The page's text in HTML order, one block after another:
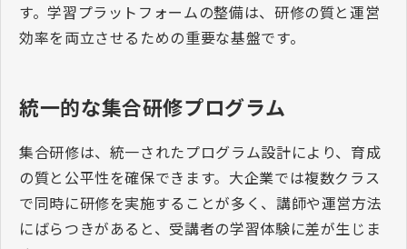
す。学習プラットフォームの整備は、研修の質と運営
効率を両立させるための重要な基盤です。
統一的な集合研修プログラム
集合研修は、統一されたプログラム設計により、育成
の質と公平性を確保できます。大企業では複数クラス
で同時に研修を実施することが多く、講師や運営方法
にばらつきがあると、受講者の学習体験に差が生じま